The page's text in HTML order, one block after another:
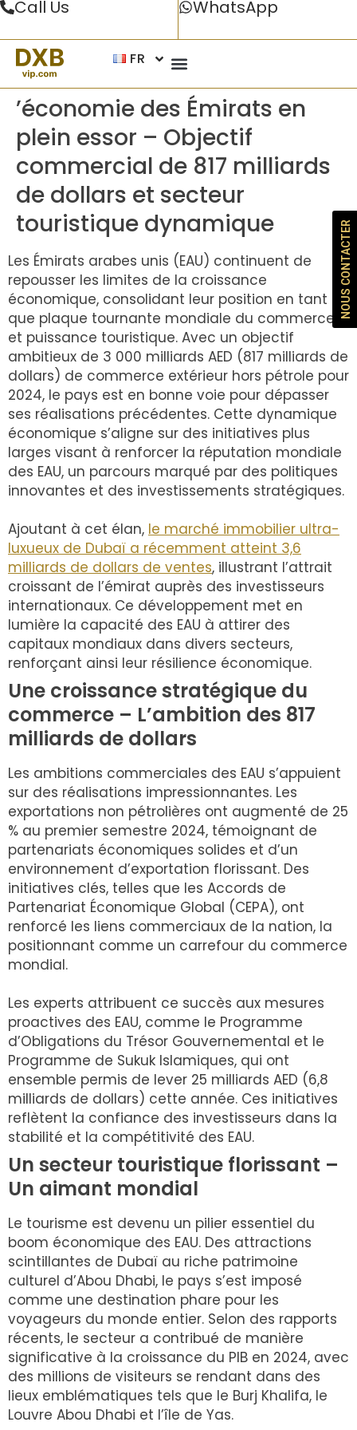
Call Us WhatsApp
FR
’économie des Émirats en
plein essor – Objectif
commercial de 817 milliards
de dollars et secteur
touristique dynamique
Les Émirats arabes unis (EAU) continuent de
repousser les limites de la croissance
économique, consolidant leur position en tant
que plaque tournante mondiale du commerce
et puissance touristique. Avec un objectif
ambitieux de 3 000 milliards AED (817 milliards de
dollars) de commerce extérieur hors pétrole pour
2024, le pays est en bonne voie pour dépasser
ses réalisations précédentes. Cette dynamique
économique s’aligne sur des initiatives plus
larges visant à renforcer la réputation mondiale
des EAU, un parcours marqué par des politiques
innovantes et des investissements stratégiques.
Ajoutant à cet élan, le marché immobilier ultra-
luxueux de Dubaï a récemment atteint 3,6
milliards de dollars de ventes, illustrant l’attrait
croissant de l’émirat auprès des investisseurs
internationaux. Ce développement met en
lumière la capacité des EAU à attirer des
capitaux mondiaux dans divers secteurs,
renforçant ainsi leur résilience économique.
Une croissance stratégique du
commerce – L’ambition des 817
milliards de dollars
Les ambitions commerciales des EAU s’appuient
sur des réalisations impressionnantes. Les
exportations non pétrolières ont augmenté de 25
% au premier semestre 2024, témoignant de
partenariats économiques solides et d’un
environnement d’exportation florissant. Des
initiatives clés, telles que les Accords de
Partenariat Économique Global (CEPA), ont
renforcé les liens commerciaux de la nation, la
positionnant comme un carrefour du commerce
mondial.
Les experts attribuent ce succès aux mesures
proactives des EAU, comme le Programme
d’Obligations du Trésor Gouvernemental et le
Programme de Sukuk Islamiques, qui ont
ensemble permis de lever 25 milliards AED (6,8
milliards de dollars) cette année. Ces initiatives
reflètent la confiance des investisseurs dans la
stabilité et la compétitivité des EAU.
Un secteur touristique florissant –
Un aimant mondial
Le tourisme est devenu un pilier essentiel du
boom économique des EAU. Des attractions
scintillantes de Dubaï au riche patrimoine
culturel d’Abou Dhabi, le pays s’est imposé
comme une destination phare pour les
voyageurs du monde entier. Selon des rapports
récents, le secteur a contribué de manière
significative à la croissance du PIB en 2024, avec
des millions de visiteurs se rendant dans des
lieux emblématiques tels que le Burj Khalifa, le
Louvre Abou Dhabi et l’île de Yas.
NOUS CONTACTER